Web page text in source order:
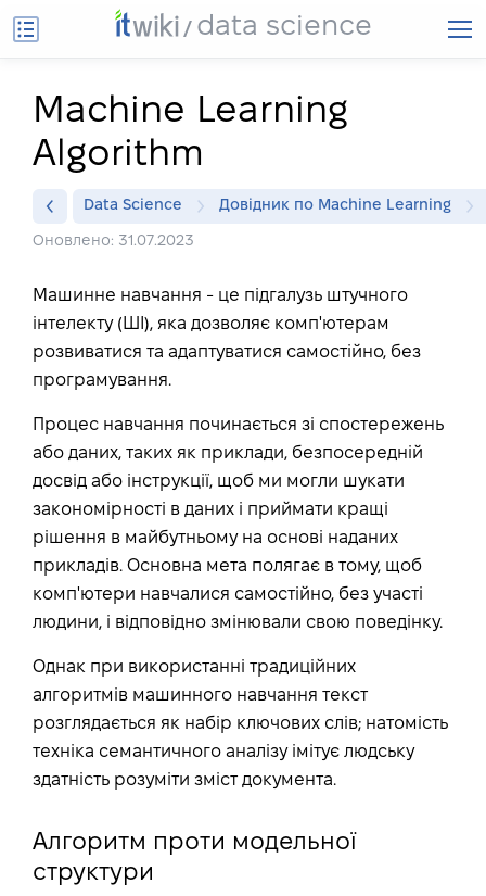
data science
Machine Learning
Algorithm
Data Science Довідник по Machine Learning
Оновлено: 31.07.2023
Машинне навчання - це підгалузь штучного
інтелекту (ШІ), яка дозволяє комп'ютерам
розвиватися та адаптуватися самостійно, без
програмування.
Процес навчання починається зі спостережень
або даних, таких як приклади, безпосередній
досвід або інструкції, щоб ми могли шукати
закономірності в даних і приймати кращі
рішення в майбутньому на основі наданих
прикладів. Основна мета полягає в тому, щоб
комп'ютери навчалися самостійно, без участі
людини, і відповідно змінювали свою поведінку.
Однак при використанні традиційних
алгоритмів машинного навчання текст
розглядається як набір ключових слів; натомість
техніка семантичного аналізу імітує людську
здатність розуміти зміст документа.
Алгоритм проти модельної
структури